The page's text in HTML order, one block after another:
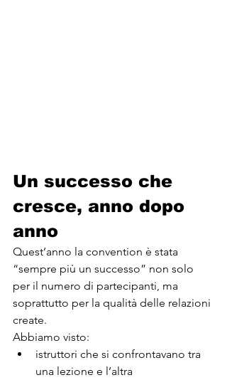
Un successo che
cresce, anno dopo
anno
Quest’anno la convention è stata
“sempre più un successo” non solo
per il numero di partecipanti, ma
soprattutto per la qualità delle relazioni
create.
Abbiamo visto:
istruttori che si confrontavano tra
una lezione e l’altra